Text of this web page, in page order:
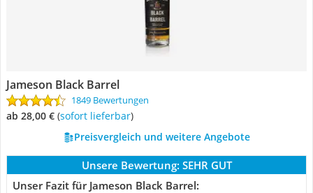
Jameson Black Barrel
1849 Bewertungen
ab 28,00 € ( Sofort lieferbar)
Preisvergleich und weitere Angebote
Unsere Bewertung: SEHR GUT
Unser Fazit für Jameson Black Barrel: